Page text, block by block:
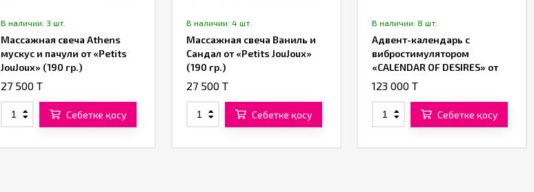
В наличии: 3 шт.
Массажная свеча Athens
мускус и пачули от «Petits
JouJoux» (190 гр.)
27 500 T
Себетке қосу
В наличии: 4 шт.
Массажная свеча Ваниль и
Сандал от «Petits JouJoux»
(190 гр.)
27 500 T
Себетке қосу
В наличии: 8 шт.
Адвент-календарь с
вибростимулятором
«CALENDAR OF DESIRES» от
«Shunga»
123 000 T
Себетке қосу